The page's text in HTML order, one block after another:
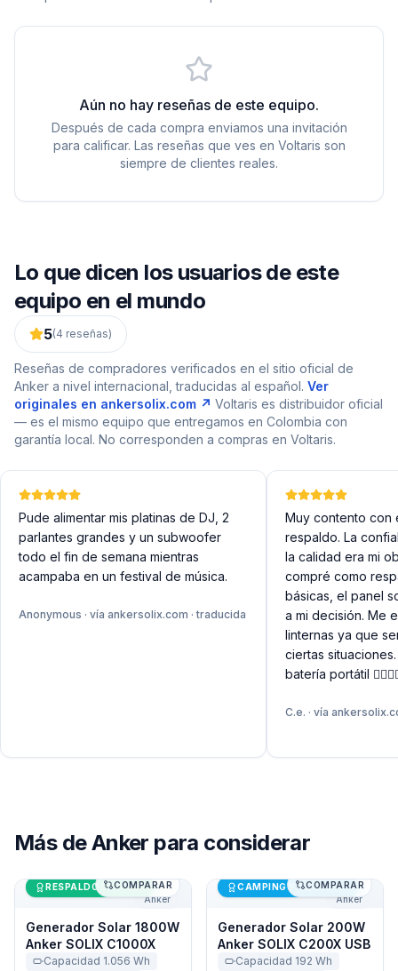
Aún no hay reseñas de este equipo.
Después de cada compra enviamos una invitación
para calificar. Las reseñas que ves en Voltaris son
siempre de clientes reales.
Lo que dicen los usuarios de este
equipo en el mundo
5(4 reseñas)
Reseñas de compradores verificados en el sitio oficial de
Anker a nivel internacional, traducidas al español. Ver
originales en ankersolix.com ↗ Voltaris es distribuidor oficial
— es el mismo equipo que entregamos en Colombia con
garantía local. No corresponden a compras en Voltaris.
Pude alimentar mis platinas de DJ, 2
parlantes grandes y un subwoofer
todo el fin de semana mientras
acampaba en un festival de música.
Anonymous · vía ankersolix.com · traducida
Muy contento con
respaldo. La
la calidad era mi
compré como
básicas, el panel
a mi decisión. Me
linternas ya que
ciertas
batería portátil
C.e. · vía
Más deAnker para considerar
Generador Solar 1800W Anker SOLIX C1000X
Anker
RESPALDO DE CASA
COMPARAR
Generador Solar 1800W
Anker SOLIX C1000X
Capacidad 1.056 Wh
Generador Solar 200W
Anker
CAMPING Y OUTDOOR
COMPARAR
Generador Solar 200W
Anker SOLIX C200X USB
Capacidad 192 Wh